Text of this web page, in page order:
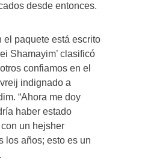
desde entonces.
el paquete está escrito
Shamayim’ clasificó
confiamos en el
indignado a
“Ahora me doy
haber estado
un hejsher
los años; esto es un